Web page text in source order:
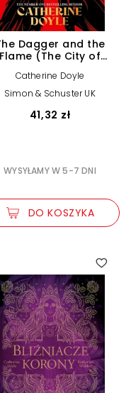
Dagger and the
Flame (The City of
Catherine Doyle
Simon & Schuster UK
41,32 zł
WYSYŁAMY W 5-7 DNI
DO KOSZYKA